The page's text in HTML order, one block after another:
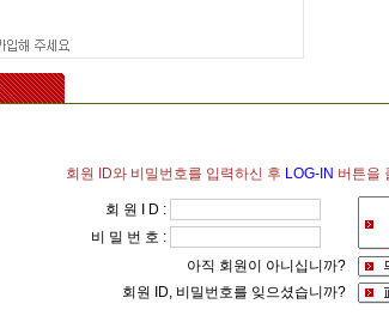
회원 ID와 비밀번호를 입력하신 후 LOG-IN 버튼을
회 원 I D :
비 밀 번 호 :
아직 회원이 아니십니까?
회원 ID, 비밀번호를 잊으셨습니까?